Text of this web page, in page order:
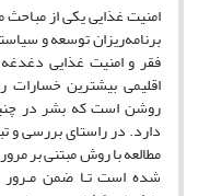
امنیت غذایی یکی از
برنامه‌ریزان توسعه و
فقر و امنیت غذایی
اقلیمی بیشترین خسارات
روشن است که بشر در
دارد. در راستای بررسی و
مطالعه با روش مبتنی بر
شده است تـا ضمن مـرور